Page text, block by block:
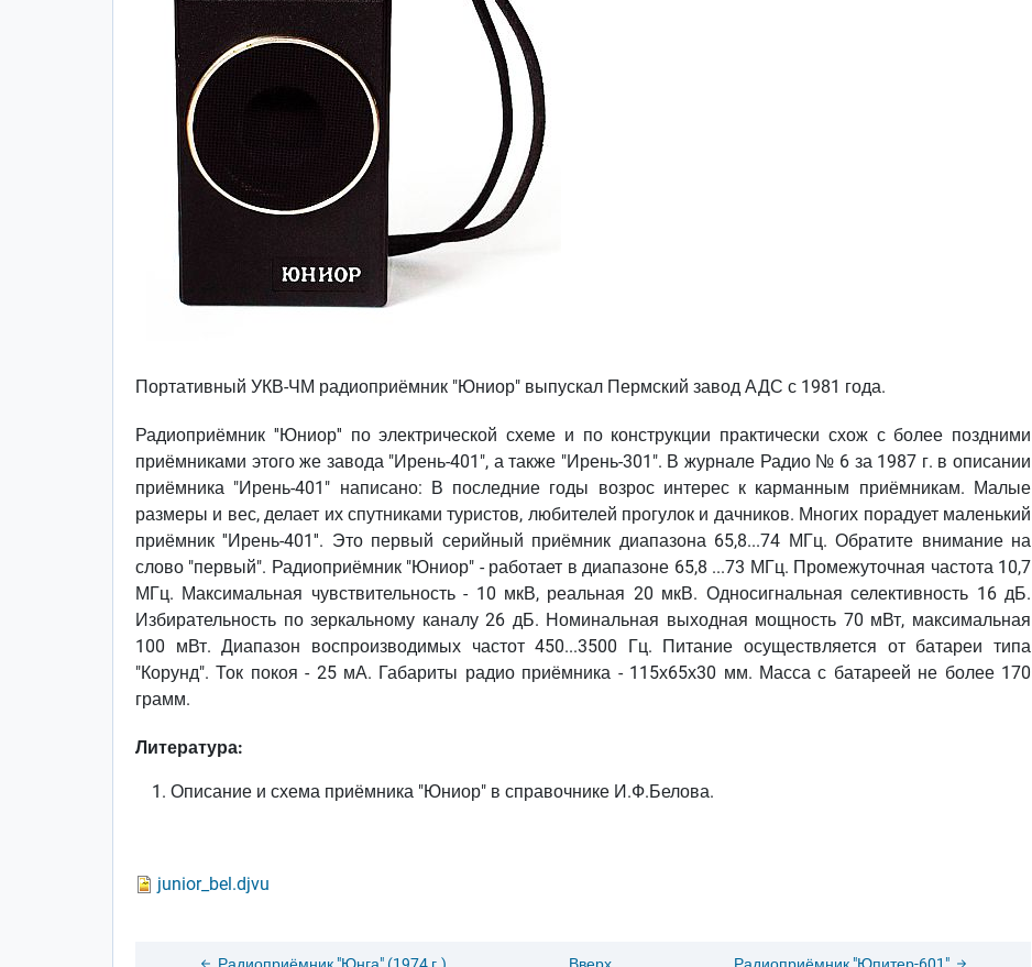
Портативный УКВ-ЧМ радиоприёмник "Юниор" выпускал Пермский завод АДС с 1981 года.
Радиоприёмник ''Юниор'' по электрической схеме и по конструкции практически схож с более поздними
приёмниками этого же завода "Ирень-401", а также "Ирень-301". В журнале Радио № 6 за 1987 г. в описании
приёмника "Ирень-401" написано: В последние годы возрос интерес к карманным приёмникам. Малые
размеры и вес, делает их спутниками туристов, любителей прогулок и дачников. Многих порадует маленький
приёмник ''Ирень-401''. Это первый серийный приёмник диапазона 65,8...74 МГц. Обратите внимание на
слово "первый". Радиоприёмник "Юниор" - работает в диапазоне 65,8 ...73 МГц. Промежуточная частота 10,7
МГц. Максимальная чувствительность - 10 мкВ, реальная 20 мкВ. Односигнальная селективность 16 дБ.
Избирательность по зеркальному каналу 26 дБ. Номинальная выходная мощность 70 мВт, максимальная
100 мВт. Диапазон воспроизводимых частот 450...3500 Гц. Питание осуществляется от батареи типа
"Корунд". Ток покоя - 25 мА. Габариты радио приёмника - 115х65х30 мм. Масса с батареей не более 170
грамм.
Литература:
Описание и схема приёмника "Юниор" в справочнике И.Ф.Белова.
junior_bel.djvu